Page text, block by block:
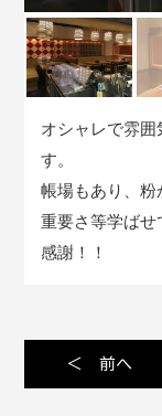
オシャレで雰
す。
帳場もあり、
重要さ等学ばせ
感謝！！
＜ 前へ